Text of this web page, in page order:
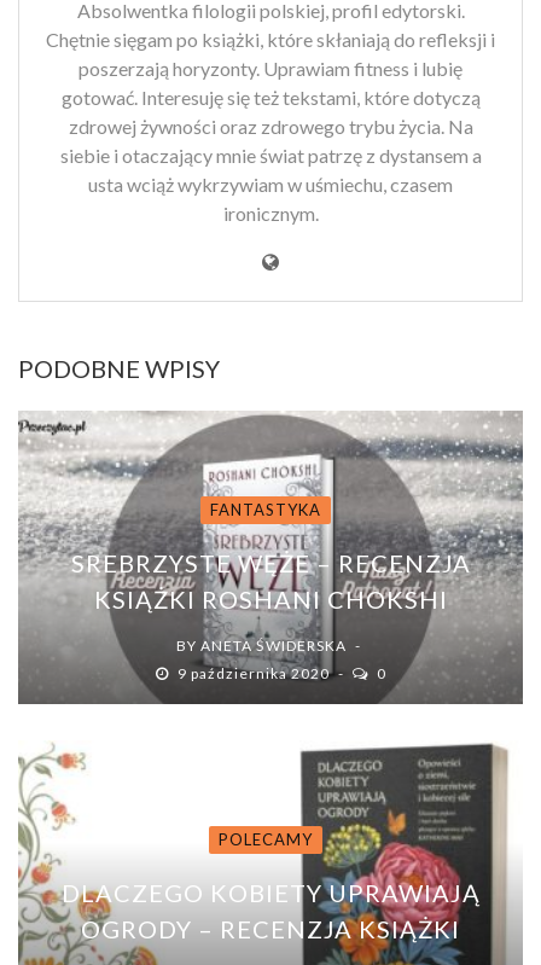
Absolwentka filologii polskiej, profil edytorski.
Chętnie sięgam po książki, które skłaniają do refleksji i
poszerzają horyzonty. Uprawiam fitness i lubię
gotować. Interesuję się też tekstami, które dotyczą
zdrowej żywności oraz zdrowego trybu życia. Na
siebie i otaczający mnie świat patrzę z dystansem a
usta wciąż wykrzywiam w uśmiechu, czasem
ironicznym.
PODOBNE WPISY
FANTASTYKA
SREBRZYSTE WĘŻE – RECENZJA
KSIĄŻKI ROSHANI CHOKSHI
BY ANETA ŚWIDERSKA
9 października 2020
0
POLECAMY
DLACZEGO KOBIETY UPRAWIAJĄ
OGRODY – RECENZJA KSIĄŻKI